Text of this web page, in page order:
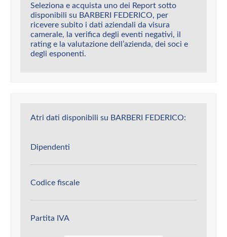
Seleziona e acquista uno dei Report sotto
disponibili su BARBERI FEDERICO, per
ricevere subito i dati aziendali da visura
camerale, la verifica degli eventi negativi, il
rating e la valutazione dell’azienda, dei soci e
degli esponenti.
Atri dati disponibili su BARBERI FEDERICO:
Dipendenti
Codice fiscale
Partita IVA